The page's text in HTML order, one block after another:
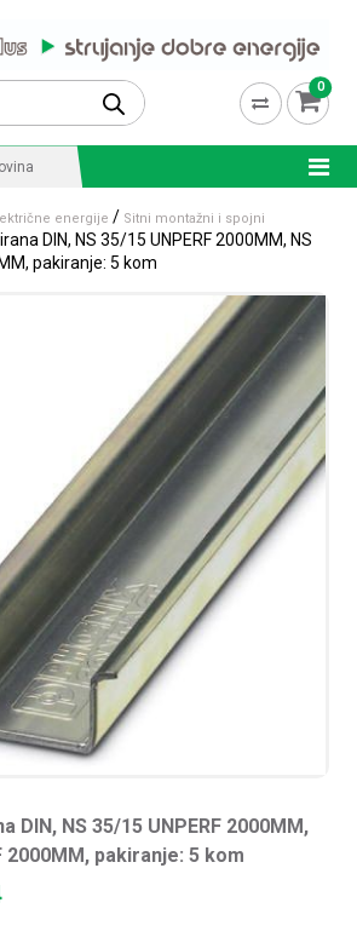
0
energije / Sitni montažni i spojni
DIN, NS 35/15 UNPERF 2000MM, NS
pakiranje: 5 kom
DIN, NS 35/15 UNPERF 2000MM,
2000MM, pakiranje: 5 kom